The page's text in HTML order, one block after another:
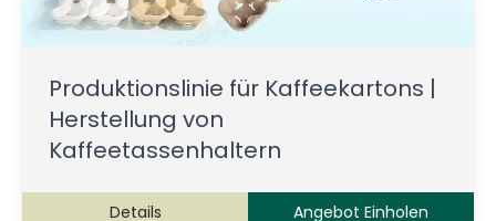
Produktionslinie für Kaffeekartons |
Herstellung von
Kaffeetassenhaltern
Details Angebot Einholen